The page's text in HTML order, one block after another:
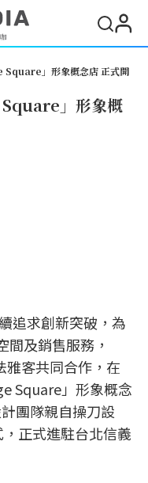
」形象概念店 正式開
」形象概
追求創新突破，為
間及銷售服務，
雅客共同合作，在
Square」形象概念
團隊親自操刀設
正式進駐台北信義